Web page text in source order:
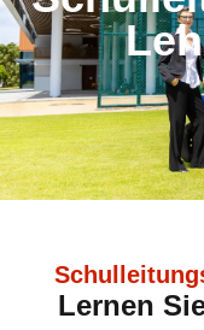
Lernen